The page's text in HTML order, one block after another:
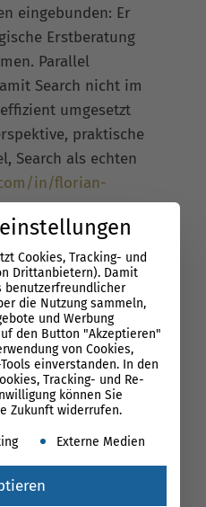
eingebunden: Er
Erstberatung
Parallel
Search nicht im
umgesetzt
praktische
Search als echten
in/florian-
Cookies, Tracking- und
Drittanbietern). Damit
benutzerfreundlicher
die Nutzung sammeln,
und Werbung
den Button "Akzeptieren"
von Cookies,
einverstanden. In den
Tracking- und Re-
können Sie
Zukunft widerrufen.
Gruppen, für die
Externe Medien